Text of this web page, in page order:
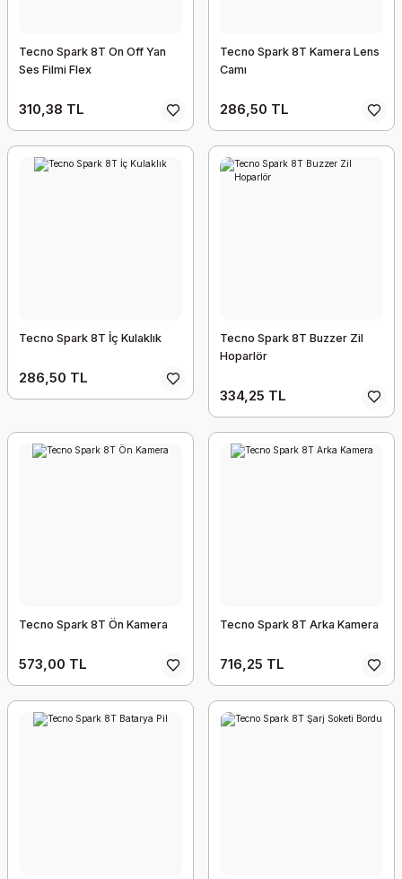
Tecno Spark 8T On Off Yan
Ses Filmi Flex
310,38 TL
Tecno Spark 8T Kamera Lens
Camı
286,50 TL
Tecno Spark 8T İç Kulaklık
286,50 TL
Tecno Spark 8T Buzzer Zil
Hoparlör
334,25 TL
Tecno Spark 8T Ön Kamera
573,00 TL
Tecno Spark 8T Arka Kamera
716,25 TL